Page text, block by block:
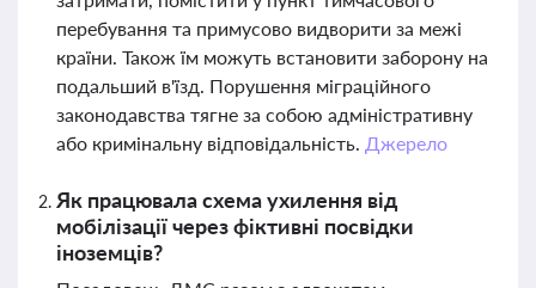
перебування та примусово видворити за межі
країни. Також їм можуть встановити заборону на
подальший в'їзд. Порушення міграційного
законодавства тягне за собою адміністративну
або кримінальну відповідальність. Джерело
Як працювала схема ухилення від
мобілізації через фіктивні посвідки
іноземців?